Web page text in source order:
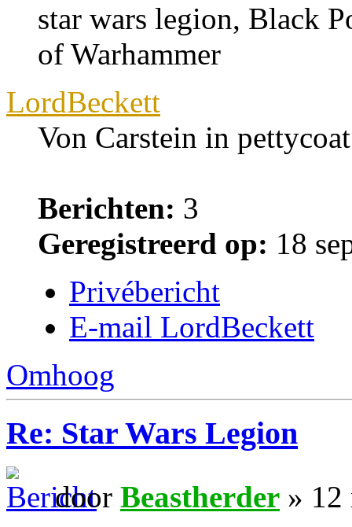
star wars legion, Black
of Warhammer
LordBeckett
Von Carstein in pettycoat
Berichten: 3
Geregistreerd op: 18
Privébericht
E-mail LordBeckett
Omhoog
Re: Star Wars Legion
door Beastherder » 12